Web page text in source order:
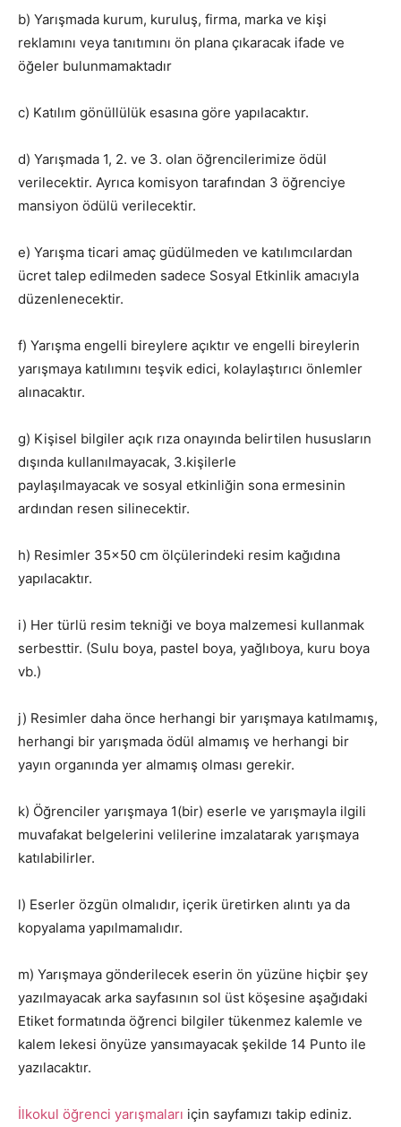
b) Yarışmada kurum, kuruluş, firma, marka ve kişi
reklamını veya tanıtımını ön plana çıkaracak ifade ve
öğeler bulunmamaktadır
c) Katılım gönüllülük esasına göre yapılacaktır.
d) Yarışmada 1, 2. ve 3. olan öğrencilerimize ödül
verilecektir. Ayrıca komisyon tarafından 3 öğrenciye
mansiyon ödülü verilecektir.
e) Yarışma ticari amaç güdülmeden ve katılımcılardan
ücret talep edilmeden sadece Sosyal Etkinlik amacıyla
düzenlenecektir.
f) Yarışma engelli bireylere açıktır ve engelli bireylerin
yarışmaya katılımını teşvik edici, kolaylaştırıcı önlemler
alınacaktır.
g) Kişisel bilgiler açık rıza onayında belirtilen hususların
dışında kullanılmayacak, 3.kişilerle
paylaşılmayacak ve sosyal etkinliğin sona ermesinin
ardından resen silinecektir.
h) Resimler 35×50 cm ölçülerindeki resim kağıdına
yapılacaktır.
i) Her türlü resim tekniği ve boya malzemesi kullanmak
serbesttir. (Sulu boya, pastel boya, yağlıboya, kuru boya
vb.)
j) Resimler daha önce herhangi bir yarışmaya katılmamış,
herhangi bir yarışmada ödül almamış ve herhangi bir
yayın organında yer almamış olması gerekir.
k) Öğrenciler yarışmaya 1(bir) eserle ve yarışmayla ilgili
muvafakat belgelerini velilerine imzalatarak yarışmaya
katılabilirler.
l) Eserler özgün olmalıdır, içerik üretirken alıntı ya da
kopyalama yapılmamalıdır.
m) Yarışmaya gönderilecek eserin ön yüzüne hiçbir şey
yazılmayacak arka sayfasının sol üst köşesine aşağıdaki
Etiket formatında öğrenci bilgiler tükenmez kalemle ve
kalem lekesi önyüze yansımayacak şekilde 14 Punto ile
yazılacaktır.
İlkokul öğrenci yarışmaları için sayfamızı takip ediniz.